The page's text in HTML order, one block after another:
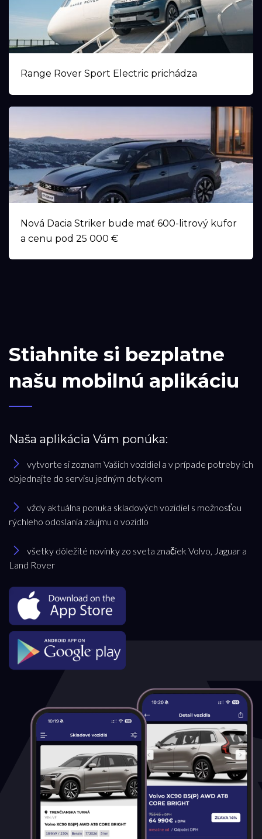
Range Rover Sport Electric prichádza
Nová Dacia Striker bude mať 600-litrový kufor
a cenu pod 25 000 €
Stiahnite si bezplatne
našu mobilnú aplikáciu
Naša aplikácia Vám ponúka:
vytvorte si zoznam Vašich vozidiel a v prípade potreby ich
objednajte do servisu jedným dotykom
vždy aktuálna ponuka skladových vozidiel s možnosťou
rýchleho odoslania záujmu o vozidlo
všetky dôležité novinky zo sveta značiek Volvo, Jaguar a
Land Rover